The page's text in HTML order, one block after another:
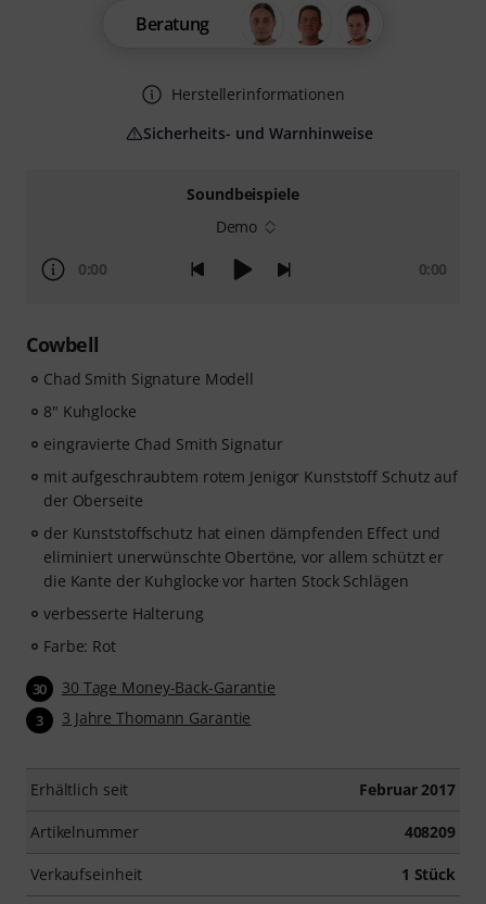
Soundbeispiele
Demo
0:00 0:00
Cowbell
Chad Smith Signature Modell
8" Kuhglocke
eingravierte Chad Smith Signatur
mit aufgeschraubtem rotem Jenigor Kunststoff Schutz auf
der Oberseite
der Kunststoffschutz hat einen dämpfenden Effect und
eliminiert unerwünschte Obertöne, vor allem schützt er
die Kante der Kuhglocke vor harten Stock Schlägen
verbesserte Halterung
Farbe: Rot
30 30 Tage Money-Back-Garantie
3 3 Jahre Thomann Garantie
Erhältlich seit Februar 2017
Artikelnummer 408209
Verkaufseinheit 1 Stück
Beratung
Herstellerinformationen
Sicherheits- und Warnhinweise